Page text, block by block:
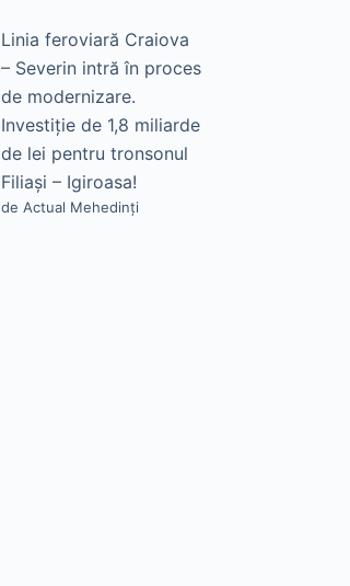
Linia feroviară Craiova
– Severin intră în proces
de modernizare.
Investiție de 1,8 miliarde
de lei pentru tronsonul
Filiași – Igiroasa!
de Actual Mehedinți